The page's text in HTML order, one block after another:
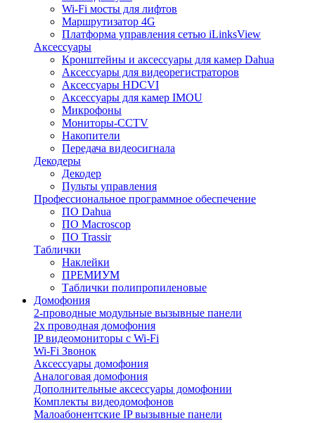
Wi-Fi мосты для лифтов
Маршрутизатор 4G
Платформа управления сетью iLinksView
Аксессуары
Кронштейны и аксессуары для камер Dahua
Аксессуары для видеорегистраторов
Аксессуары HDCVI
Аксессуары для камер IMOU
Микрофоны
Мониторы-CCTV
Накопители
Передача видеосигнала
Декодеры
Декодер
Пульты управления
Профессиональное программное обеспечение
ПО Dahua
ПО Macroscop
ПО Trassir
Таблички
Наклейки
ПРЕМИУМ
Таблички полипропиленовые
Домофония
2-проводные модульные вызывные панели
2х проводная домофония
IP видеомониторы с Wi-Fi
Wi-Fi Звонок
Аксессуары домофония
Аналоговая домофония
Дополнительные аксессуары домофонии
Комплекты видеодомофонов
Малоабонентские IP вызывные панели